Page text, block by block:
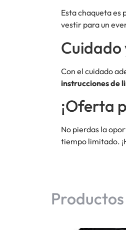
Esta chaqueta es
vestir para un
Con el cuidado
instrucciones de
¡Oferta
No pierdas la
tiempo limitado.